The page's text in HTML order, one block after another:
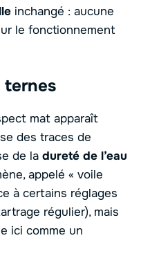
inchangé : aucune
le fonctionnement
ternes
mat apparaît
des traces de
de la dureté de l’eau
appelé « voile
à certains réglages
régulier), mais
ici comme un